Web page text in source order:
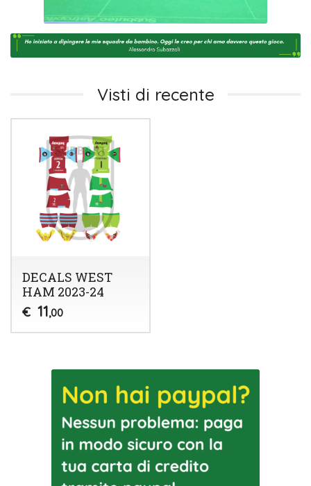
Visti di recente
DECALS WEST
HAM 2023-24
€ 11,00